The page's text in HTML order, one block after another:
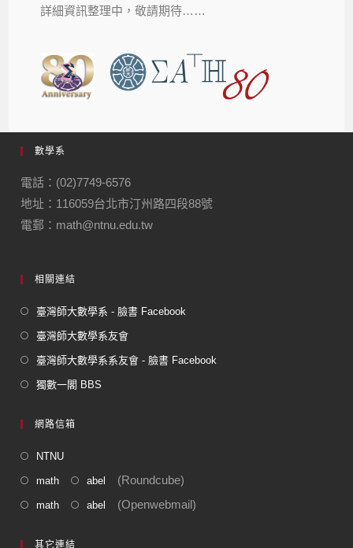
詳細資訊整理中，敬請期待……
數學系
電話：(02)7749-6576
地址：116059台北市汀州路四段88號
電郵：math@ntnu.edu.tw
相關連結
臺灣師大數學系 - 臉書 Facebook
臺灣師大數學系友會
臺灣師大數學系系友會 - 臉書 Facebook
獨數一閣 BBS
網路信箱
NTNU
math abel (Roundcube)
math abel (Openwebmail)
其它連結